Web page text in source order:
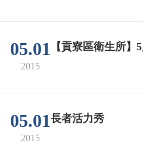
05.01
2015
【貢寮區衛生所
05.01
2015
長者活力秀